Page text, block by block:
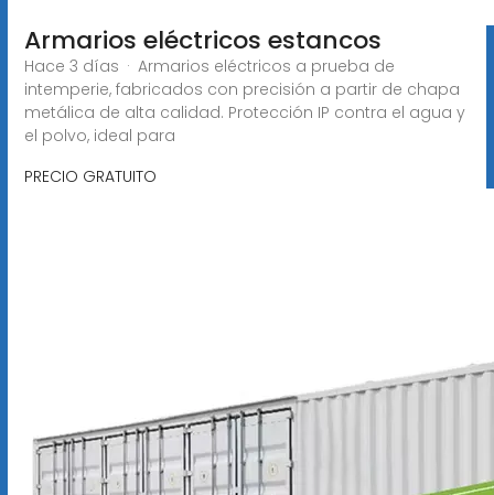
Armarios eléctricos estancos
Hace 3 días · Armarios eléctricos a prueba de
intemperie, fabricados con precisión a partir de chapa
metálica de alta calidad. Protección IP contra el agua y
el polvo, ideal para
PRECIO GRATUITO